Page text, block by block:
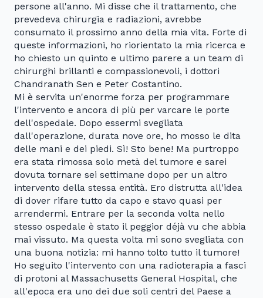
persone all'anno. Mi disse che il trattamento, che
prevedeva chirurgia e radiazioni, avrebbe
consumato il prossimo anno della mia vita. Forte di
queste informazioni, ho riorientato la mia ricerca e
ho chiesto un quinto e ultimo parere a un team di
chirurghi brillanti e compassionevoli, i dottori
Chandranath Sen e Peter Costantino.
Mi è servita un'enorme forza per programmare
l'intervento e ancora di più per varcare le porte
dell'ospedale. Dopo essermi svegliata
dall'operazione, durata nove ore, ho mosso le dita
delle mani e dei piedi. Sì! Sto bene! Ma purtroppo
era stata rimossa solo metà del tumore e sarei
dovuta tornare sei settimane dopo per un altro
intervento della stessa entità. Ero distrutta all'idea
di dover rifare tutto da capo e stavo quasi per
arrendermi. Entrare per la seconda volta nello
stesso ospedale è stato il peggior déjà vu che abbia
mai vissuto. Ma questa volta mi sono svegliata con
una buona notizia: mi hanno tolto tutto il tumore!
Ho seguito l'intervento con una radioterapia a fasci
di protoni al Massachusetts General Hospital, che
all'epoca era uno dei due soli centri del Paese a